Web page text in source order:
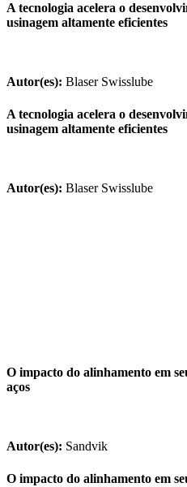
A tecnologia acelera o
usinagem altamente eficientes
Autor(es): Blaser Swisslube
A tecnologia acelera o
usinagem altamente eficientes
Autor(es): Blaser Swisslube
O impacto do alinhamento em
aços
Autor(es): Sandvik
O impacto do alinhamento em